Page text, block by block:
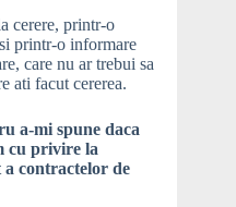
cerere, printr-o
printr-o informare
care nu ar trebui sa
ati facut cererea.
a-mi spune daca
cu privire la
contractelor de